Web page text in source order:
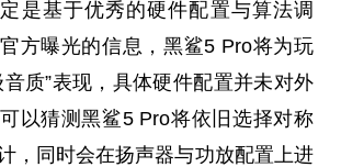
是基于优秀的硬件配置与算法调
方曝光的信息，黑鲨5 Pro将为玩
音质”表现，具体硬件配置并未对外
以猜测黑鲨5 Pro将依旧选择对称
，同时会在扬声器与功放配置上进